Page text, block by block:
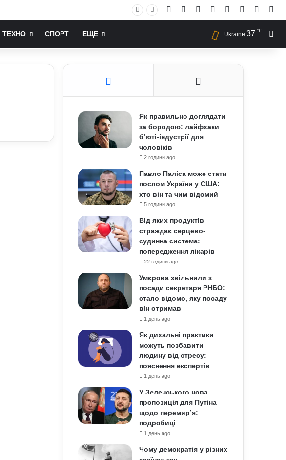
Facebook YouTubeInstagram
RSS Log In
ТЕХНО СПОРТ ЕЩЕ Ukraine 37 ℃
Як правильно доглядати
за бородою: лайфхаки
б’юті-індустрії для
чоловіків
2 години ago
Павло Паліса може стати
послом України у США:
хто він та чим відомий
5 години ago
Від яких продуктів
страждає серцево-
судинна система:
попередження лікарів
22 години ago
Умєрова звільнили з
посади секретаря РНБО:
стало відомо, яку посаду
він отримав
1 день ago
Як дихальні практики
можуть позбавити
людину від стресу:
пояснення експертів
1 день ago
У Зеленського нова
пропозиція для Путіна
щодо перемир’я:
подробиці
1 день ago
Чому демократія у різних